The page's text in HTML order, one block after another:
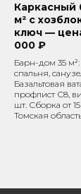
Каркасный
м² с
ключ —
000 ₽
Барн-дом 35
спальня,
Базальтовая
профлист С8,
шт. Сборка от
Томская